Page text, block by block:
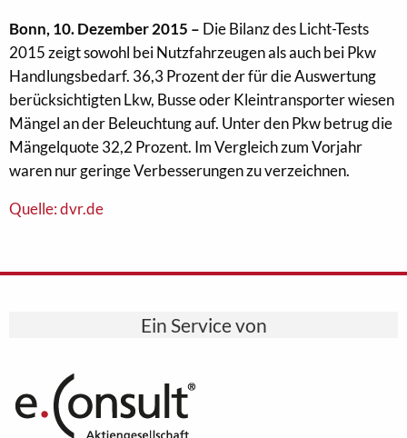
Bonn, 10. Dezember 2015 – Die Bilanz des Licht-Tests
2015 zeigt sowohl bei Nutzfahrzeugen als auch bei Pkw
Handlungsbedarf. 36,3 Prozent der für die Auswertung
berücksichtigten Lkw, Busse oder Kleintransporter wiesen
Mängel an der Beleuchtung auf. Unter den Pkw betrug die
Mängelquote 32,2 Prozent. Im Vergleich zum Vorjahr
waren nur geringe Verbesserungen zu verzeichnen.
Quelle: dvr.de
Ein Service von